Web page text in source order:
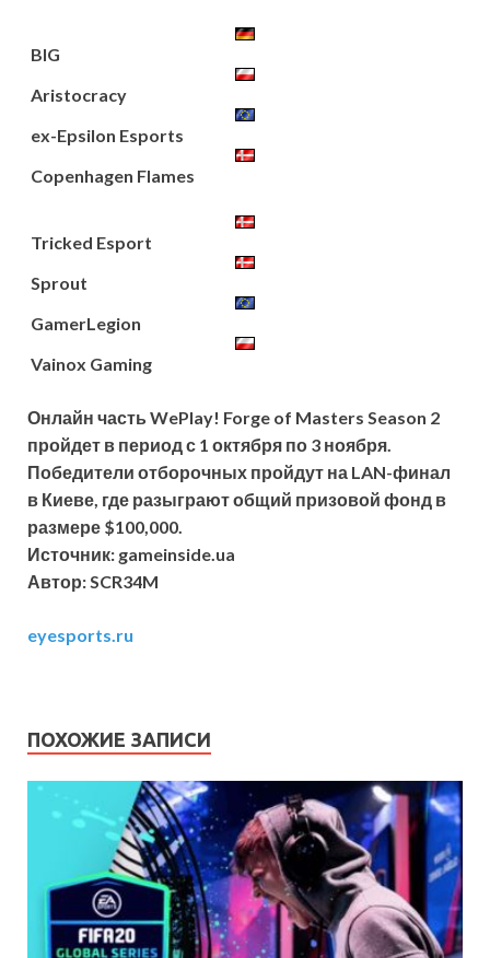
BIG
Aristocracy
ex-Epsilon Esports
Copenhagen Flames
Tricked Esport
Sprout
GamerLegion
Vainox Gaming
Онлайн часть WePlay! Forge of Masters Season 2
пройдет в период с 1 октября по 3 ноября.
Победители отборочных пройдут на LAN-финал
в Киеве, где разыграют общий призовой фонд в
размере $100,000.
Источник: gameinside.ua
Автор: SCR34M
eyesports.ru
ПОХОЖИЕ ЗАПИСИ